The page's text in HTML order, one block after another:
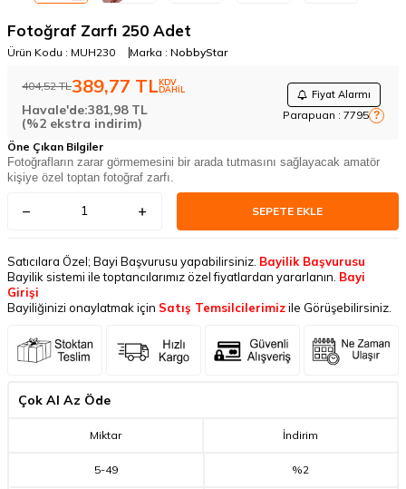
Fotoğraf Zarfı 250 Adet
Ürün Kodu : MUH230 Marka : NobbyStar
404,52TL389,77 TLKDV
DAHİL Fiyat Alarmı
Parapuan : 7795 ?
Havale'de:381,98 TL
(%2 ekstra indirim)
Öne Çıkan Bilgiler
Fotoğrafların zarar görmemesini bir arada tutmasını sağlayacak amatör
kişiye özel toptan fotoğraf zarfı.
SEPETE EKLE
Satıcılara Özel; Bayi Başvurusu yapabilirsiniz. Bayilik Başvurusu
Bayilik sistemi ile toptancılarımız özel fiyatlardan yararlanın. Bayi
Girişi
Bayiliğinizi onaylatmak için Satış Temsilcilerimizile Görüşebilirsiniz.
Çok Al Az Öde
Miktar İndirim
5-49 %2